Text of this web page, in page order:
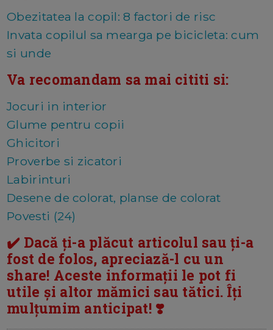
Obezitatea la copil: 8 factori de risc
Invata copilul sa mearga pe bicicleta: cum
si unde
Va recomandam sa mai cititi si:
Jocuri in interior
Glume pentru copii
Ghicitori
Proverbe si zicatori
Labirinturi
Desene de colorat, planse de colorat
Povesti (24)
✔️ Dacă ți-a plăcut articolul sau ți-a
fost de folos, apreciază-l cu un
share! Aceste informații le pot fi
utile și altor mămici sau tătici. Îți
mulțumim anticipat! ❣️